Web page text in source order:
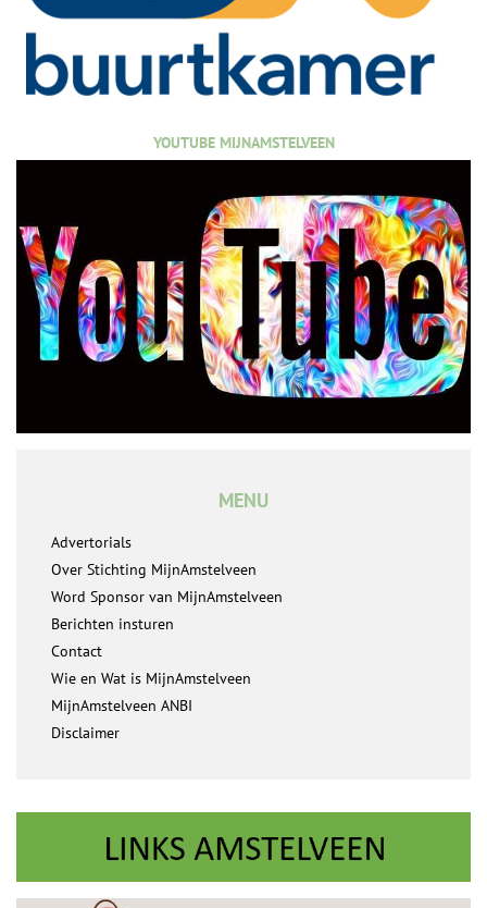
YOUTUBE MIJNAMSTELVEEN
MENU
Advertorials
Over Stichting MijnAmstelveen
Word Sponsor van MijnAmstelveen
Berichten insturen
Contact
Wie en Wat is MijnAmstelveen
MijnAmstelveen ANBI
Disclaimer